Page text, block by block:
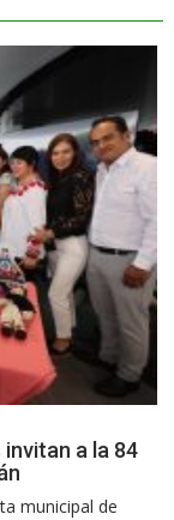
a la 84
municipal de